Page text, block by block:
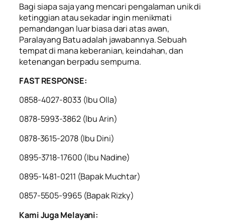
Bagi siapa saja yang mencari pengalaman unik di
ketinggian atau sekadar ingin menikmati
pemandangan luar biasa dari atas awan,
Paralayang Batu adalah jawabannya. Sebuah
tempat di mana keberanian, keindahan, dan
ketenangan berpadu sempurna.
FAST RESPONSE:
0858-4027-8033 (lbu Olla)
0878-5993-3862 (lbu Arin)
0878-3615-2078 (lbu Dini)
0895-3718-17600 (Ibu Nadine)
0895-1481-0211 (Bapak Muchtar)
0857-5505-9965 (Bapak Rizky)
Kami Juga Melayani: